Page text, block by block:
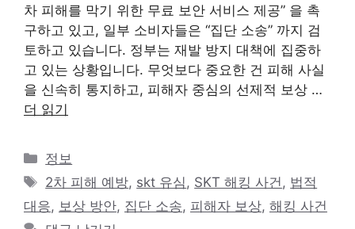
차 피해를 막기 위한 무료 보안 서비스 제공” 을 촉
구하고 있고, 일부 소비자들은 “집단 소송” 까지 검
토하고 있습니다. 정부는 재발 방지 대책에 집중하
고 있는 상황입니다. 무엇보다 중요한 건 피해 사실
을 신속히 통지하고, 피해자 중심의 선제적 보상 …
더 읽기
카
테
리
정보
태
그
2차 피해 예방, skt 유심, SKT 해킹 사건, 법적
대응, 보상 방안, 집단 소송, 피해자 보상, 해킹 사건